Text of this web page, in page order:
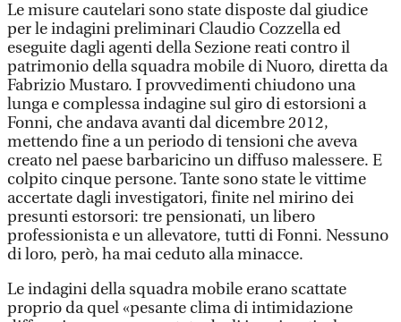
Le misure cautelari sono state disposte dal giudice
per le indagini preliminari Claudio Cozzella ed
eseguite dagli agenti della Sezione reati contro il
patrimonio della squadra mobile di Nuoro, diretta da
Fabrizio Mustaro. I provvedimenti chiudono una
lunga e complessa indagine sul giro di estorsioni a
Fonni, che andava avanti dal dicembre 2012,
mettendo fine a un periodo di tensioni che aveva
creato nel paese barbaricino un diffuso malessere. E
colpito cinque persone. Tante sono state le vittime
accertate dagli investigatori, finite nel mirino dei
presunti estorsori: tre pensionati, un libero
professionista e un allevatore, tutti di Fonni. Nessuno
di loro, però, ha mai ceduto alla minacce.
Le indagini della squadra mobile erano scattate
proprio da quel «pesante clima di intimidazione